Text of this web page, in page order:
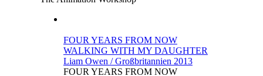
FOUR YEARS FROM NOW
WALKING WITH MY DAUGHTER
Liam Owen / Großbritannien 2013
FOUR YEARS FROM NOW